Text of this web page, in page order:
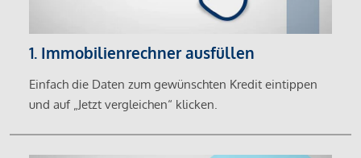
1. Immobilienrechner ausfüllen
Einfach die Daten zum gewünschten Kredit eintippen
und auf „Jetzt vergleichen“ klicken.